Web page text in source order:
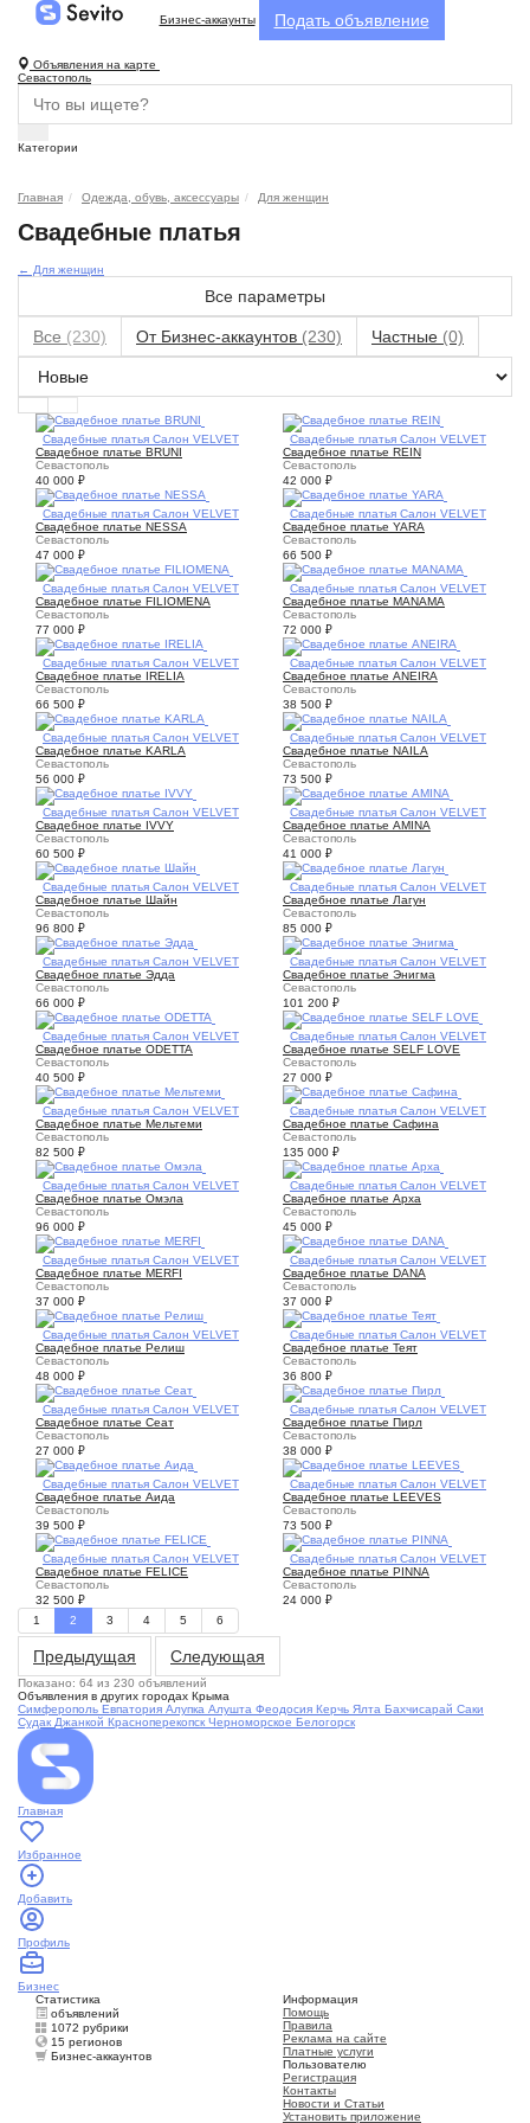
Бизнес-аккаунты Подать объявление
Объявления на карте
Севастополь
Категории
Главная Одежда, обувь, аксессуары Для женщин
Свадебные платья
← Для женщин
Все параметры
Все (230) От Бизнес-аккаунтов (230) Частные (0)
Свадебные платья Салон VELVET
Свадебное платье BRUNI
Севастополь
40 000 ₽
Свадебные платья Салон VELVET
Свадебное платье REIN
Севастополь
42 000 ₽
Свадебные платья Салон VELVET
Свадебное платье NESSA
Севастополь
47 000 ₽
Свадебные платья Салон VELVET
Свадебное платье YARA
Севастополь
66 500 ₽
Свадебные платья Салон VELVET
Свадебное платье FILIOMENA
Севастополь
77 000 ₽
Свадебные платья Салон VELVET
Свадебное платье MANAMA
Севастополь
72 000 ₽
Свадебные платья Салон VELVET
Свадебное платье IRELIA
Севастополь
66 500 ₽
Свадебные платья Салон VELVET
Свадебное платье ANEIRA
Севастополь
38 500 ₽
Свадебные платья Салон VELVET
Свадебное платье KARLA
Севастополь
56 000 ₽
Свадебные платья Салон VELVET
Свадебное платье NAILA
Севастополь
73 500 ₽
Свадебные платья Салон VELVET
Свадебное платье IVVY
Севастополь
60 500 ₽
Свадебные платья Салон VELVET
Свадебное платье AMINA
Севастополь
41 000 ₽
Свадебные платья Салон VELVET
Свадебное платье Шайн
Севастополь
96 800 ₽
Свадебные платья Салон VELVET
Свадебное платье Лагун
Севастополь
85 000 ₽
Свадебные платья Салон VELVET
Свадебное платье Эдда
Севастополь
66 000 ₽
Свадебные платья Салон VELVET
Свадебное платье Энигма
Севастополь
101 200 ₽
Свадебные платья Салон VELVET
Свадебное платье ODETTA
Севастополь
40 500 ₽
Свадебные платья Салон VELVET
Свадебное платье SELF LOVE
Севастополь
27 000 ₽
Свадебные платья Салон VELVET
Свадебное платье Мельтеми
Севастополь
82 500 ₽
Свадебные платья Салон VELVET
Свадебное платье Сафина
Севастополь
135 000 ₽
Свадебные платья Салон VELVET
Свадебное платье Омэла
Севастополь
96 000 ₽
Свадебные платья Салон VELVET
Свадебное платье Арха
Севастополь
45 000 ₽
Свадебные платья Салон VELVET
Свадебное платье MERFI
Севастополь
37 000 ₽
Свадебные платья Салон VELVET
Свадебное платье DANA
Севастополь
37 000 ₽
Свадебные платья Салон VELVET
Свадебное платье Релиш
Севастополь
48 000 ₽
Свадебные платья Салон VELVET
Свадебное платье Теят
Севастополь
36 800 ₽
Свадебные платья Салон VELVET
Свадебное платье Сеат
Севастополь
27 000 ₽
Свадебные платья Салон VELVET
Свадебное платье Пирл
Севастополь
38 000 ₽
Свадебные платья Салон VELVET
Свадебное платье Аида
Севастополь
39 500 ₽
Свадебные платья Салон VELVET
Свадебное платье LEEVES
Севастополь
73 500 ₽
Свадебные платья Салон VELVET
Свадебное платье FELICE
Севастополь
32 500 ₽
Свадебные платья Салон VELVET
Свадебное платье PINNA
Севастополь
24 000 ₽
1
2 3 4 5 6
Предыдущая Следующая
Показано: 64 из 230 объявлений
Объявления в других городах Крыма
Симферополь Евпатория Алупка Алушта Феодосия Керчь Ялта Бахчисарай Саки
Судак Джанкой Красноперекопск Черноморское Белогорск
Главная
Избранное
Добавить
Профиль
Бизнес
Статистика
объявлений
1072 рубрики
15 регионов
Бизнес-аккаунтов
Информация
Помощь
Правила
Реклама на сайте
Платные услуги
Пользователю
Регистрация
Контакты
Новости и Статьи
Установить приложение